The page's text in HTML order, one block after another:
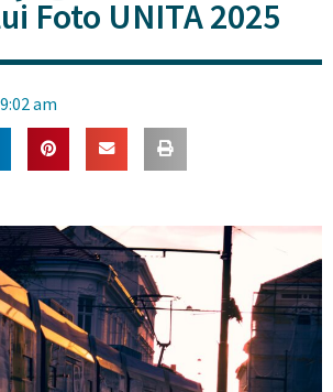
Foto UNITA 2025
9:02 am